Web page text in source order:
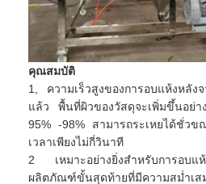
ทัวร์โรงงาน
ควบคุมคุณภาพ
ติดต่อเรา
ข่าว
ทุกกรณี
คุณสมบัติ
1, ความเร็วสูงของการอบแห้งหลัง
แล้ว พื้นที่ผิวของวัสดุจะเพิ่มขึ้นอย่
95% -98% สามารถระเหยได้ชั่วข
เวลาเพียงไม่กี่วินาที
2 เหมาะอย่างยิ่งสำหรับการอบแห้
ผลิตภัณฑ์ขั้นสุดท้ายที่มีความสม่ำเส